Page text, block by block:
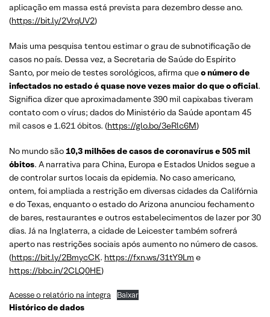
aplicação em massa está prevista para dezembro desse ano.
(https://bit.ly/2VrqUV2)
Mais uma pesquisa tentou estimar o grau de subnotificação de
casos no país. Dessa vez, a Secretaria de Saúde do Espírito
Santo, por meio de testes sorológicos, afirma queo número de
infectados no estado é quase nove vezes maior do que o oficial.
Significa dizer que aproximadamente 390 mil capixabas tiveram
contato com o vírus; dados do Ministério da Saúde apontam 45
mil casos e 1.621 óbitos. (https://glo.bo/3eRlc6M)
No mundo são10,3 milhões de casos decoronavíruse 505 mil
óbitos. A narrativa para China, Europa e Estados Unidos segue a
de controlar surtos locais da epidemia. No caso americano,
ontem, foi ampliada a restrição em diversas cidades da Califórnia
e do Texas, enquanto o estado do Arizona anunciou fechamento
de bares, restaurantes e outros estabelecimentos de lazer por 30
dias. Já na Inglaterra, a cidade de Leicester também sofrerá
aperto nas restrições sociais após aumento no número de casos.
(https://bit.ly/2BmycCK. https://fxn.ws/31tY9Lm e
https://bbc.in/2CLQ0HE)
Acesse o relatório na íntegra Baixar
Histórico de dados